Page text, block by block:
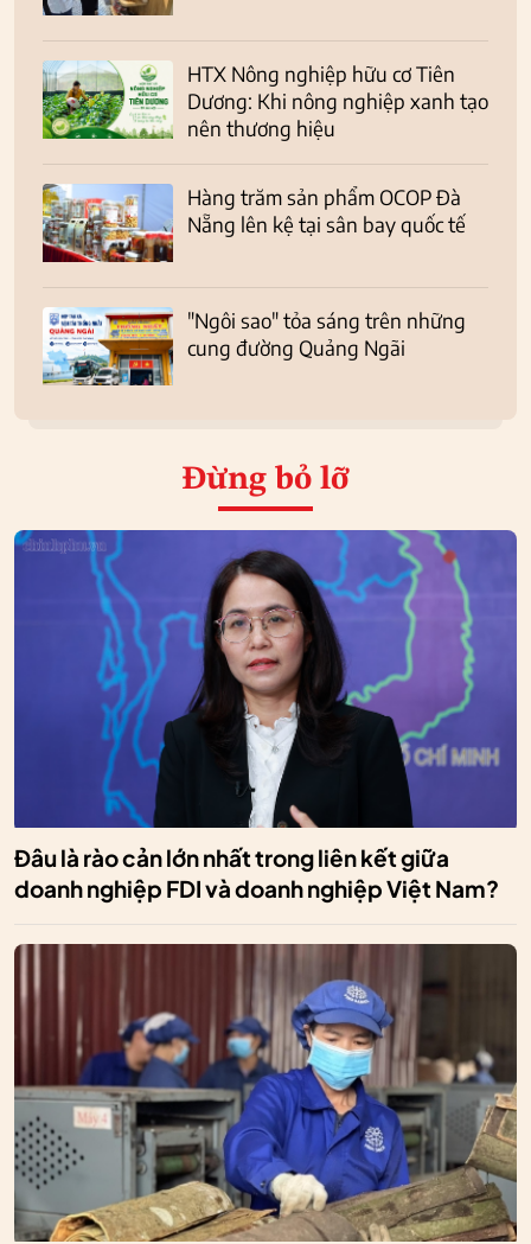
HTX Nông nghiệp hữu cơ Tiên
Dương: Khi nông nghiệp xanh tạo
nên thương hiệu
Hàng trăm sản phẩm OCOP Đà
Nẵng lên kệ tại sân bay quốc tế
"Ngôi sao" tỏa sáng trên những
cung đường Quảng Ngãi
Đừng bỏ lỡ
Đâu là rào cản lớn nhất trong liên kết giữa
doanh nghiệp FDI và doanh nghiệp Việt Nam?